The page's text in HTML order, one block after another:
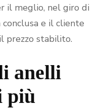
il meglio, nel giro di
e il cliente
prezzo stabilito.
anelli
più